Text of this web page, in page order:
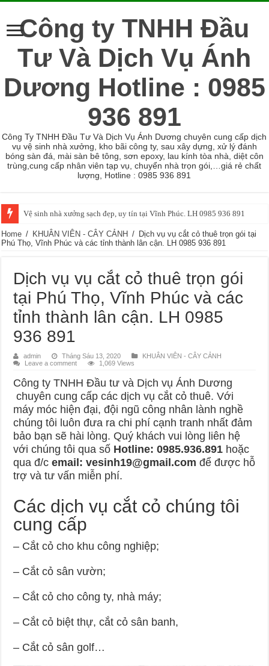
Công ty TNHH Đầu
Tư Và Dịch Vụ Ánh
Dương Hotline : 0985
936 891
Công Ty TNHH Đầu Tư Và Dịch Vụ Ánh Dương chuyên cung cấp dịch
vụ vệ sinh nhà xưởng, kho bãi công ty, sau xây dựng, xử lý đánh
bóng sàn đá, mài sàn bê tông, sơn epoxy, lau kính tòa nhà, diệt côn
trùng,cung cấp nhân viên tạp vụ, chuyển nhà trọn gói,…giá rẻ chất
lượng, Hotline : 0985 936 891
Vệ sinh nhà xưởng sạch đẹp, uy tín tại Vĩnh Phúc. LH 0985 936 891
Home / KHUÂN VIÊN - CÂY CẢNH / Dịch vụ vụ cắt cỏ thuê trọn gói tại
Phú Thọ, Vĩnh Phúc và các tỉnh thành lân cận. LH 0985 936 891
Dịch vụ vụ cắt cỏ thuê trọn gói
tại Phú Thọ, Vĩnh Phúc và các
tỉnh thành lân cận. LH 0985
936 891
admin Tháng Sáu 13, 2020
KHUÂN VIÊN - CÂY CẢNH
Leave a comment
1,069 Views
Công ty TNHH Đầu tư và Dịch vụ Ánh Dương
chuyên cung cấp các dịch vụ cắt cỏ thuê. Với
máy móc hiện đại, đội ngũ công nhân lành nghề
chúng tôi luôn đưa ra chi phí cạnh tranh nhất đảm
bảo bạn sẽ hài lòng. Quý khách vui lòng liên hệ
với chúng tôi qua số Hotline: 0985.936.891 hoặc
qua đ/cemail: vesinh19@gmail.comđể được hỗ
trợ và tư vấn miễn phí.
Các dịch vụ cắt cỏ chúng tôi
cung cấp
– Cắt cỏ cho khu công nghiệp;
– Cắt cỏ sân vườn;
– Cắt cỏ cho công ty, nhà máy;
– Cắt cỏ biệt thự, cắt cỏ sân banh,
– Cắt cỏ sân golf…